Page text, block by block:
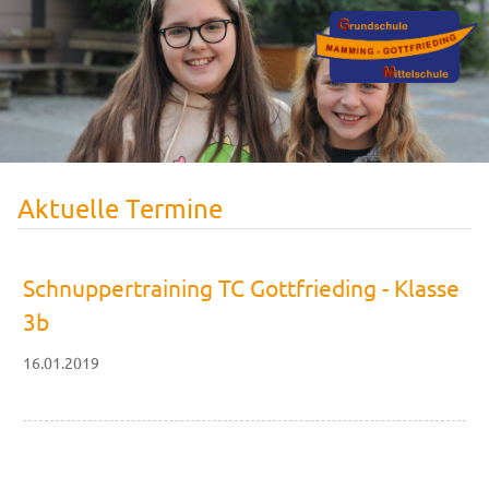
Aktuelle Termine
Schnuppertraining TC Gottfrieding - Klasse
3b
16.01.2019